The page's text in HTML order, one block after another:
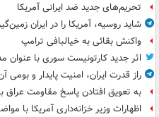
تحریم‌های جدید ضد ایرانی آمریکا
شاید روسیه، آمریکا را در ایران
واکنش بقائی به خیالبافی ترامپ
اثر جدید کارتونیست سوری با عنوان
راز قدرت ایران، امنیت پایدار و بومی
به تعویق افتادن پاسخ مقاومت عراق
اظهارات وزیر خزانه‌داری آمریکا با